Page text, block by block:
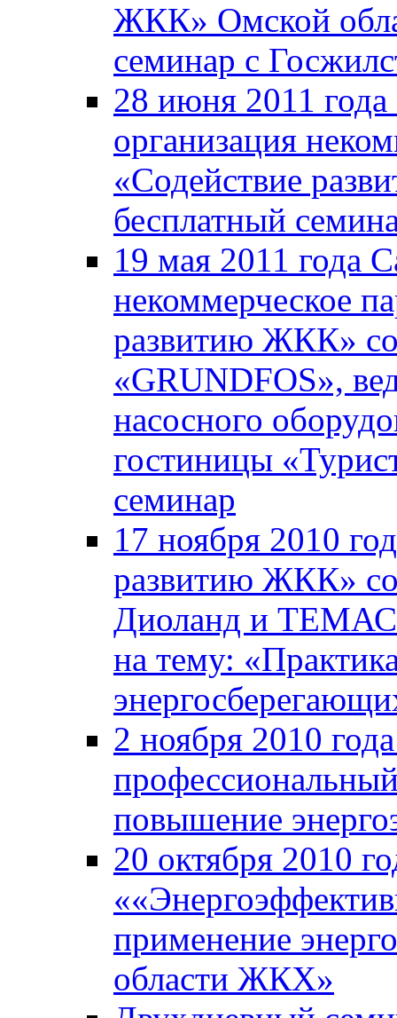
ЖКК» Омской
семинар с
28 июня 2011
организация
«Содействие
бесплатный
19 мая 2011 года
некоммерческое
развитию ЖКК»
«GRUNDFOS»,
насосного
гостиницы
семинар
17 ноября 2010
развитию ЖКК»
Диоланд и ТЕМАС
на тему:
2 ноября 2010
повышение
20 октября 2010
применение
области ЖКХ»